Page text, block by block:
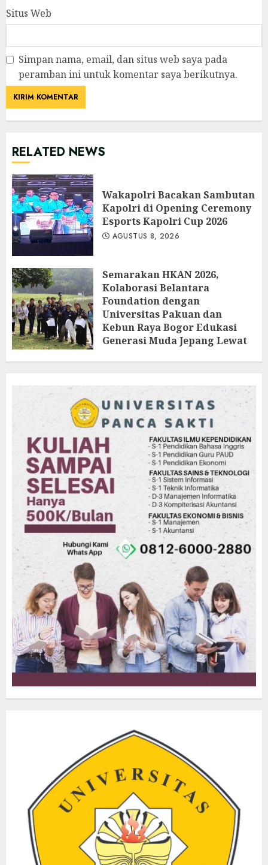
Situs Web
Simpan nama, email, dan situs web saya pada
peramban ini untuk komentar saya berikutnya.
RELATED NEWS
Wakapolri Bacakan Sambutan
Kapolri di Opening Ceremony
Esports Kapolri Cup 2026
AGUSTUS 8, 2026
Semarakan HKAN 2026,
Kolaborasi Belantara
Foundation dengan
Universitas Pakuan dan
Kebun Raya Bogor Edukasi
Generasi Muda Jepang Lewat